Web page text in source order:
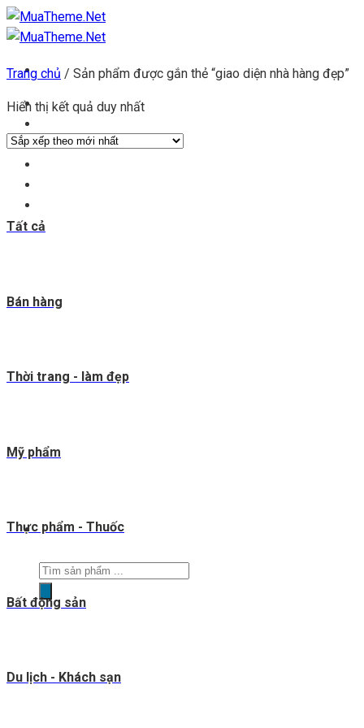
Chuyển
đến
dung
Trang chủ
Kho plugin
Tìm
kiếm
sản
Trang chủ / Sản phẩm được gắn thẻ “giao diện nhà hàng đẹp”
Hiển thị kết quả duy nhất
Tất cả
Bán hàng
Thời trang - làm đẹp
Mỹ phẩm
Thực phẩm - Thuốc
Bất động sản
Du lịch - Khách sạn